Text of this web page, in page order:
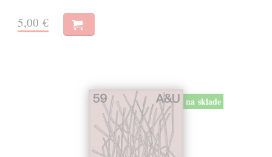
5,00 €
na sklade